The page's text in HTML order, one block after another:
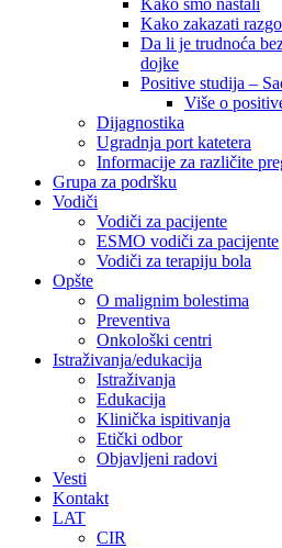
Kako zakazati
Da li je trudnoća
dojke
Positive studija –
Više o
Dijagnostika
Ugradnja port katetera
Informacije za različite
Grupa za podršku
Vodiči
Vodiči za pacijente
ESMO vodiči za pacijente
Vodiči za terapiju bola
Opšte
O malignim bolestima
Preventiva
Onkološki centri
Istraživanja/edukacija
Istraživanja
Edukacija
Klinička ispitivanja
Etički odbor
Objavljeni radovi
Vesti
Kontakt
LAT
CIR